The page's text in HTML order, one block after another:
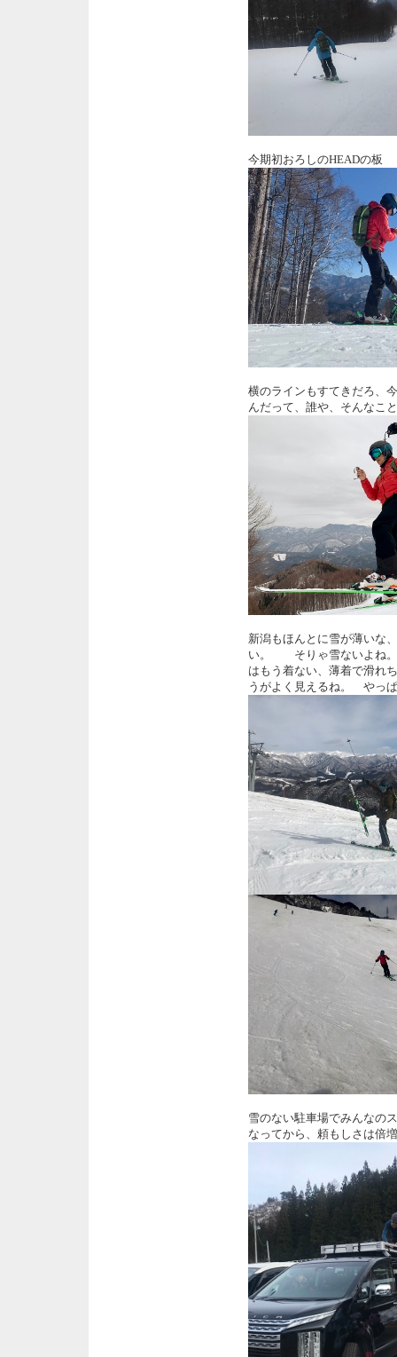
今期初おろしのHEADの板
横のラインもすてきだろ、
んだって、誰や、そんなこ
新潟もほんとに雪が薄いな
い。 そりゃ雪ないよね。
はもう着ない、薄着で滑れ
うがよく見えるね。 やっ
雪のない駐車場でみんなの
なってから、頼もしさは倍